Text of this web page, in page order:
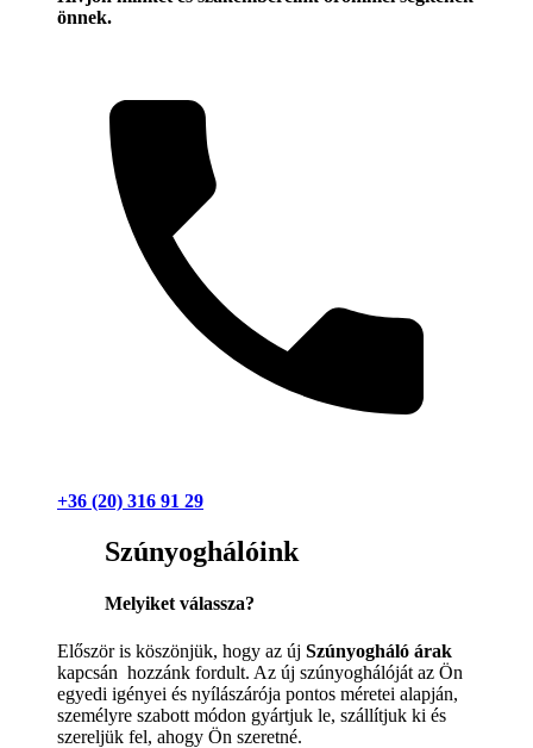
önnek.
+36 (20) 316 91 29
Szúnyoghálóink
Melyiket válassza?
Először is köszönjük, hogy az új Szúnyogháló árak
kapcsán hozzánk fordult. Az új szúnyoghálóját az Ön
egyedi igényei és nyílászárója pontos méretei alapján,
személyre szabott módon gyártjuk le, szállítjuk ki és
szereljük fel, ahogy Ön szeretné.